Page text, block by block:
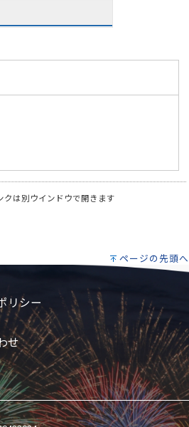
クは別ウインドウで開きます
ページの先頭へ
リシー
せ